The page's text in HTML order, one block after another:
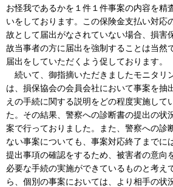
お怪我であるかを１件１件事案の内容を精
いをしております。この保険金支払い対応
故として届出がなされていない場合、損害
故当事者の方に届出を強制することは当然
届出をしていただくよう促しております。
続いて、御指摘いただきましたモニタリ
は、損保協会の会員会社において事案を抽
えの手続に関する説明をどの程度実施して
た。その結果、警察への診断書の提出の状
案で行っておりました。また、警察への診
ない事案についても、事案対応終了までに
提出事項の確認をするため、被害者の意向
必要な手続の実施ができているものと考え
ら、個別の事案においては、より相手の状